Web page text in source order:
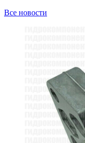
Все новости